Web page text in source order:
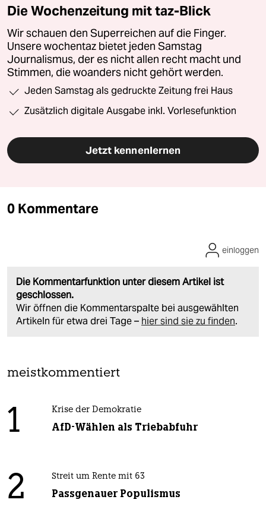
Die Wochenzeitung mit taz-Blick
Wir schauen den Superreichen auf die Finger.
Unsere wochentaz bietet jeden Samstag
Journalismus, der es nicht allen recht macht und
Stimmen, die woanders nicht gehört werden.
Jeden Samstag als gedruckte Zeitung frei Haus
Zusätzlich digitale Ausgabe inkl. Vorlesefunktion
Jetzt kennenlernen
0 Kommentare
Die Kommentarfunktion unter diesem Artikel ist
geschlossen.
Wir öffnen die Kommentarspalte bei ausgewählten
Artikeln für etwa drei Tage – hier sind sie zu finden.
einloggen
meistkommentiert
1 Krise der Demokratie
AfD-Wählen als Triebabfuhr
2 Streit um Rente mit 63
Passgenauer Populismus